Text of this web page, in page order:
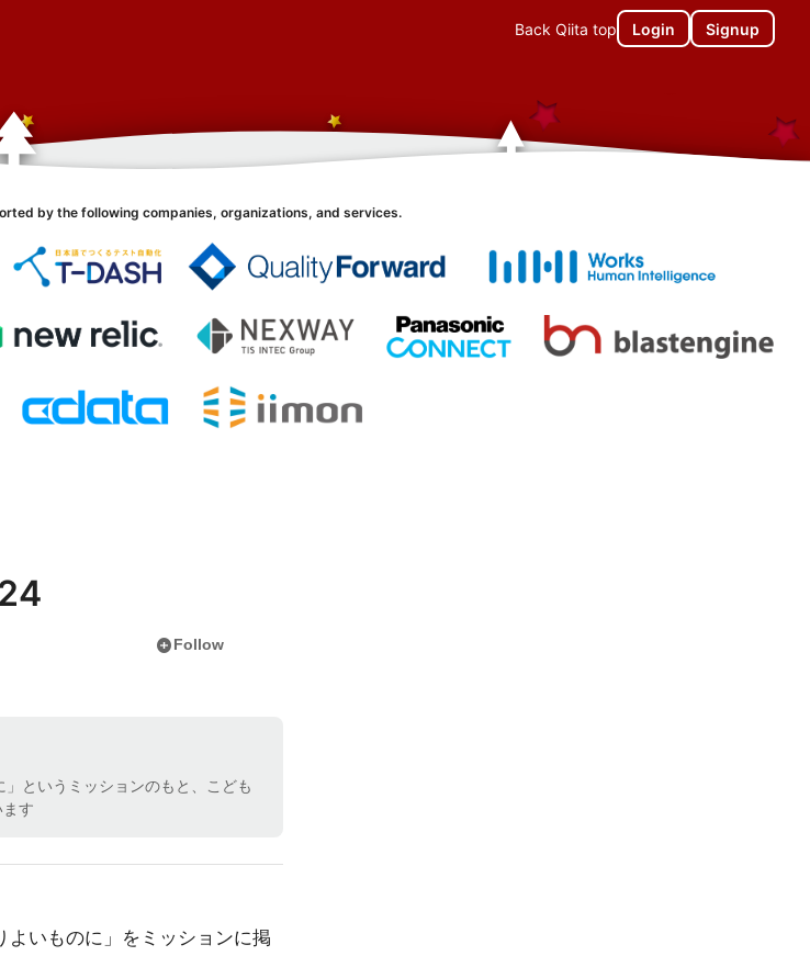
Back Qiita top Login Signup
by the following companies, organizations, and services.
add_circleFollow
というミッションのもと、こども
す
いものに」をミッションに掲